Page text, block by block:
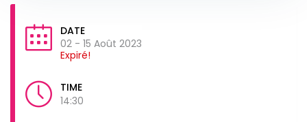
DATE
02 - 15 Août 2023
Expiré!
TIME
14:30